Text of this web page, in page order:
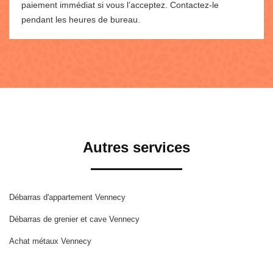
paiement immédiat si vous l’acceptez. Contactez-le
pendant les heures de bureau.
Autres services
Débarras d'appartement Vennecy
Débarras de grenier et cave Vennecy
Achat métaux Vennecy